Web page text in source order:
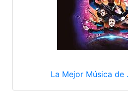
La Mejor Música de